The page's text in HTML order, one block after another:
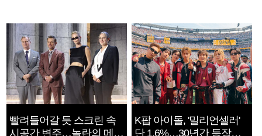
빨려들어갈 듯 스크린 속
시공간 변주…놀란의 메시
K팝 아이돌, '밀리언셀러'
단 1.6%…30년간 등장